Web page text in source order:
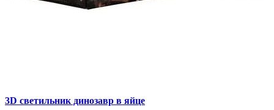
3D светильник динозавр в яйце